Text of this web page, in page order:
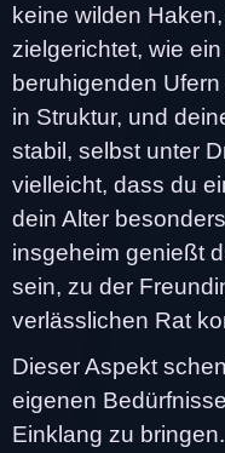
keine wilden
zielgerichtet, wie
beruhigenden
in Struktur, und
stabil, selbst unter
vielleicht, dass du
dein Alter
insgeheim genießt
sein, zu der
verlässlichen Rat
Dieser Aspekt
eigenen
Einklang zu